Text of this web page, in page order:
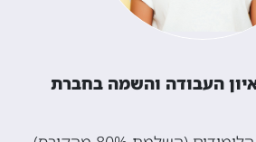
העבודה והשמה בחברת